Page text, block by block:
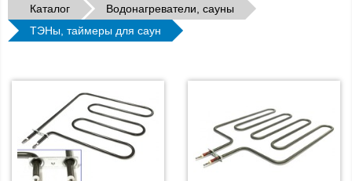
Каталог
Водонагреватели, сауны
ТЭНы, таймеры для саун